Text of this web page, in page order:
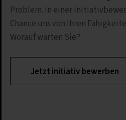
Problem. In einer
Chance uns von Ihren
Worauf warten Sie?
Jetzt initiativ bewerben